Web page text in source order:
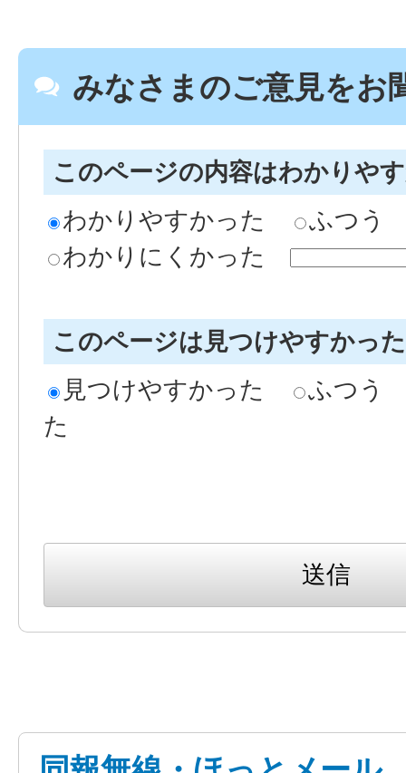
みなさまのご意見をお
このページの内容はわかりや
わかりやすかった
ふつう
わかりにくかった
このページは見つけやすかっ
見つけやすかった
ふつう
た